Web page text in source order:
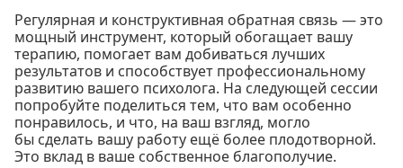
Регулярная и конструктивная обратная связь — это
мощный инструмент, который обогащает вашу
терапию, помогает вам добиваться лучших
результатов и способствует профессиональному
развитию вашего психолога. На следующей сессии
попробуйте поделиться тем, что вам особенно
понравилось, и что, на ваш взгляд, могло
бы сделать вашу работу ещё более плодотворной.
Это вклад в ваше собственное благополучие.